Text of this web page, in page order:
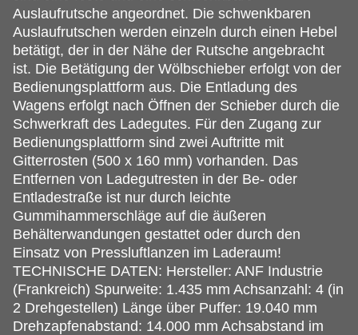
Auslaufrutsche angeordnet. Die schwenkbaren
Auslaufrutschen werden einzeln durch einen Hebel
betätigt, der in der Nähe der Rutsche angebracht
ist. Die Betätigung der Wölbschieber erfolgt von der
Bedienungsplattform aus. Die Entladung des
Wagens erfolgt nach Öffnen der Schieber durch die
Schwerkraft des Ladegutes. Für den Zugang zur
Bedienungsplattform sind zwei Auftritte mit
Gitterrosten (500 x 160 mm) vorhanden. Das
Entfernen von Ladegutresten in der Be- oder
Entladestraße ist nur durch leichte
Gummihammerschläge auf die äußeren
Behälterwandungen gestattet oder durch den
Einsatz von Pressluftlanzen im Laderaum!
TECHNISCHE DATEN: Hersteller: ANF Industrie
(Frankreich) Spurweite: 1.435 mm Achsanzahl: 4 (in
2 Drehgestellen) Länge über Puffer: 19.040 mm
Drehzapfenabstand: 14.000 mm Achsabstand im